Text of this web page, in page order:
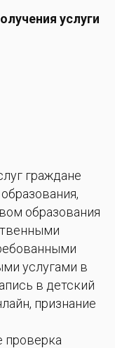
услуги
граждане
образования
услугами в
в детский
признание
проверка